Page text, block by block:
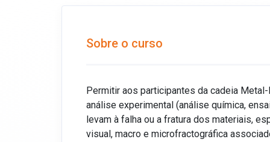
Sobre o curso
Permitir aos participantes da cadeia
análise experimental (análise química,
levam à falha ou a fratura dos materiais,
visual, macro e microfractográfica